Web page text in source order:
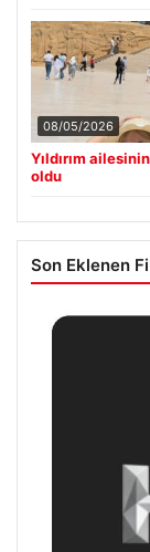
08/05/2026
Yıldırım
oldu
Son Eklenen